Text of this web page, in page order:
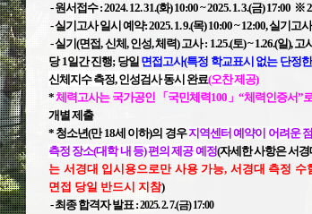
- 원서접수 : 2024. 12. 31.(화) 10:00 ~ 2025. 1. 3.(금) 17:00 ※
- 실기고사 일시 예약:2025. 1. 9.(목) 10:00 ~ 12:00,실기고
- 실기(면접,신체, 인성, 체력) 고사 : 1.25.(토) ~ 1.26.(일),고
당 1일간 진행;당일 면접고사(특정 학교표시 없는 단정
신체지수 측정, 인성검사 동시 완료(오찬 제공)
*체력고사는 국가공인 「국민체력100」“체력인증서”
개별 제출
* 청소년(만 18세 이하)의 경우지역센터 예약이 어려운
측정 장소(대학 내 등) 편의 제공 예정(자세한 사항은 서
는 서경대 입시용으로만 사용 가능, 서경대 측정 수
면접 당일 반드시 지참)
-최종 합격자 발표 :2025. 2. 7.(금) 17:00